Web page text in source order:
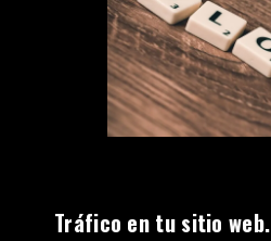
Tráfico en tu sitio web.